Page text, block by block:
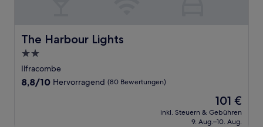
The Harbour Lights
The Harbour Lights
2.0-
Sterne-
Unterkunft
Ilfracombe
8.8
8,8/10 Hervorragend (80 Bewertungen)
Der
Preis
beträgt
101 €
inkl. Steuern & Gebühren
9. Aug.–10. Aug.